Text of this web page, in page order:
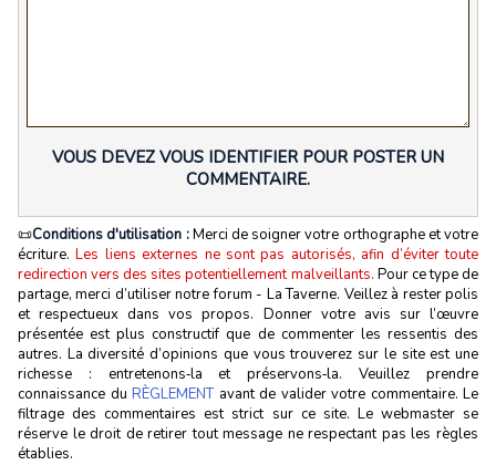
VOUS DEVEZ VOUS IDENTIFIER POUR POSTER UN
COMMENTAIRE.
📜Conditions d'utilisation :Merci de soigner votre orthographe et votre
écriture.Les liens externes ne sont pas autorisés, afin d’éviter toute
redirection vers des sites potentiellement malveillants. Pour ce type de
partage, merci d’utiliser notre forum - La Taverne. Veillez à rester polis
et respectueux dans vos propos. Donner votre avis sur l’œuvre
présentée est plus constructif que de commenter les ressentis des
autres. La diversité d’opinions que vous trouverez sur le site est une
richesse : entretenons‑la et préservons‑la. Veuillez prendre
connaissance du RÈGLEMENTavant de valider votre commentaire. Le
filtrage des commentaires est strict sur ce site. Le webmaster se
réserve le droit de retirer tout message ne respectant pas les règles
établies.